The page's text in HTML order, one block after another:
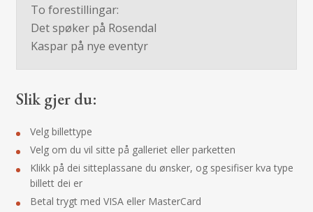
To forestillingar:
Det spøker på Rosendal
Kaspar på nye eventyr
Slik gjer du:
Velg billettype
Velg om du vil sitte på galleriet eller parketten
Klikk på dei sitteplassane du ønsker, og spesifiser kva type
billett dei er
Betal trygt med VISA eller MasterCard